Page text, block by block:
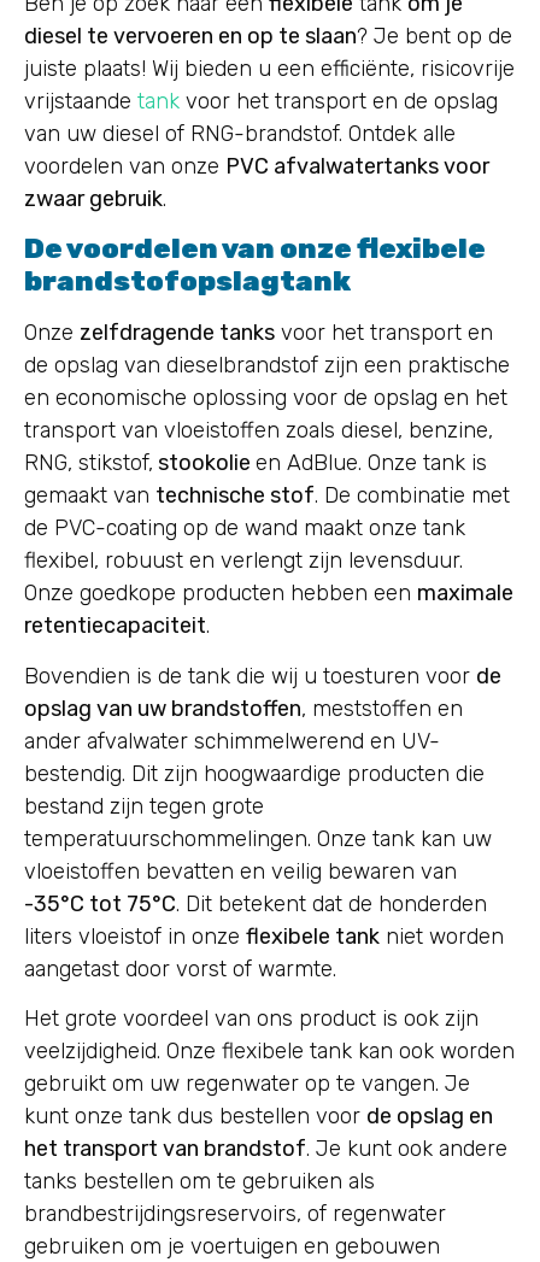
diesel te vervoeren en op te slaan? Je bent op de
juiste plaats! Wij bieden u een efficiënte, risicovrije
vrijstaande tank voor het transport en de opslag
van uw diesel of RNG-brandstof. Ontdek alle
voordelen van onze PVC afvalwatertanks voor
zwaar gebruik.
De voordelen van onze flexibele
brandstofopslagtank
Onze zelfdragende tanks voor het transport en
de opslag van dieselbrandstof zijn een praktische
en economische oplossing voor de opslag en het
transport van vloeistoffen zoals diesel, benzine,
RNG, stikstof, stookolie en AdBlue. Onze tank is
gemaakt van technische stof. De combinatie met
de PVC-coating op de wand maakt onze tank
flexibel, robuust en verlengt zijn levensduur.
Onze goedkope producten hebben een maximale
retentiecapaciteit.
Bovendien is de tank die wij u toesturen voor de
opslag van uw brandstoffen, meststoffen en
ander afvalwater schimmelwerend en UV-
bestendig. Dit zijn hoogwaardige producten die
bestand zijn tegen grote
temperatuurschommelingen. Onze tank kan uw
vloeistoffen bevatten en veilig bewaren van
-35°C tot 75°C. Dit betekent dat de honderden
liters vloeistof in onze flexibele tank niet worden
aangetast door vorst of warmte.
Het grote voordeel van ons product is ook zijn
veelzijdigheid. Onze flexibele tank kan ook worden
gebruikt om uw regenwater op te vangen. Je
kunt onze tank dus bestellen voor de opslag en
het transport van brandstof. Je kunt ook andere
tanks bestellen om te gebruiken als
brandbestrijdingsreservoirs, of regenwater
gebruiken om je voertuigen en gebouwen